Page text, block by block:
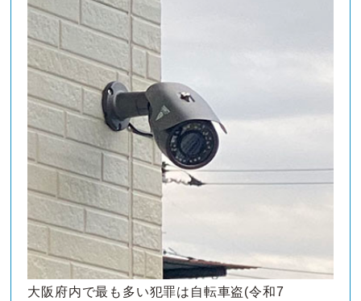
大阪府内で最も多い犯罪は自転車盗(令和7